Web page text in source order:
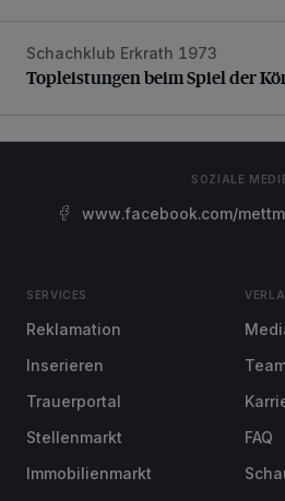
Topleistungen beim Spiel der
Schachklub Erkrath 1973
Topleistungen beim Spiel der
SOZIALE
www.facebook.com/
SERVICES
Reklamation
Inserieren
Trauerportal
Stellenmarkt
Immobilienmarkt
FAQ